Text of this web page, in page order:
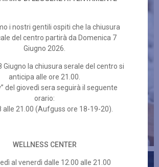
i nostri gentili ospiti che la chiusura
del centro partirà da Domenica 7
Giugno 2026.
Giugno la chiusura serale del centro si
anticipa alle ore 21.00.
del giovedì sera seguirà il seguente
orario:
alle 21.00 (Aufguss ore 18-19-20).
WELLNESS CENTER
al venerdì dalle 12.00 alle 21.00